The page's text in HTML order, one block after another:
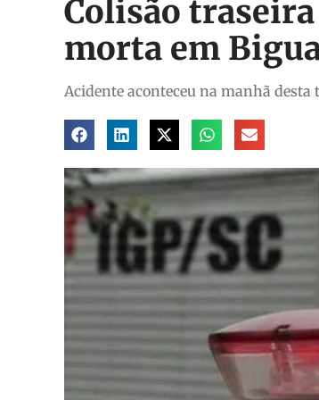
Colisão traseira
morta em
Acidente aconteceu na manhã desta